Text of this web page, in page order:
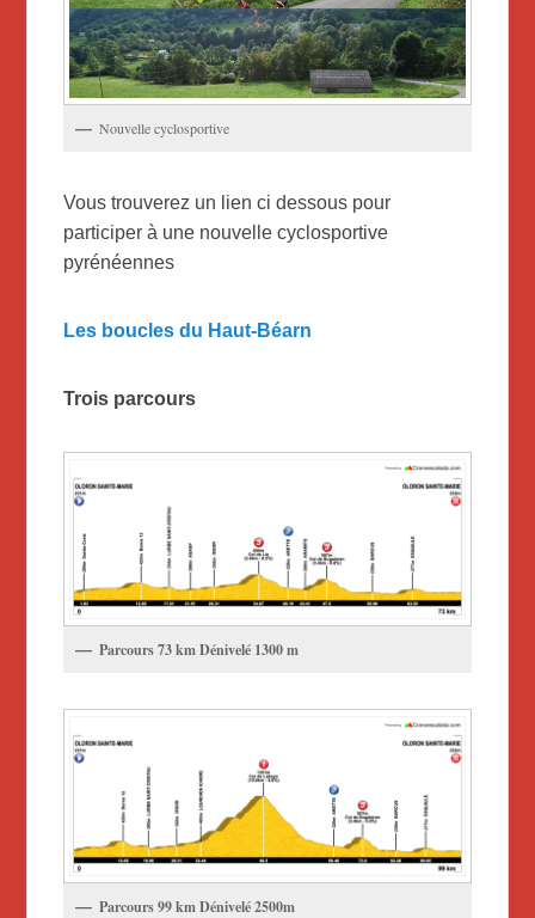
Nouvelle cyclosportive
Vous trouverez un lien ci dessous pour
participer à une nouvelle cyclosportive
pyrénéennes
Les boucles du Haut-Béarn
Trois parcours
Parcours 73 km Dénivelé 1300 m
Parcours 99 km Dénivelé 2500m